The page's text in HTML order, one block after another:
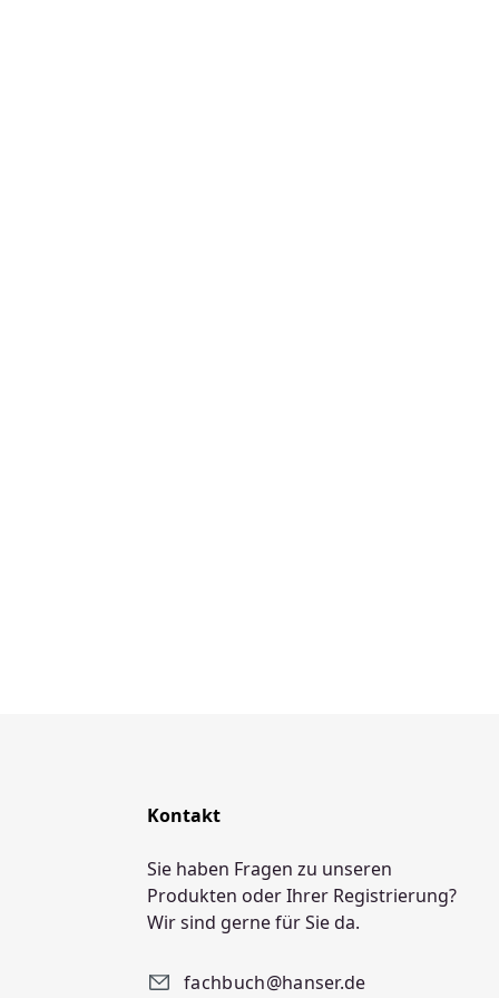
Kontakt
Sie haben Fragen zu unseren
Produkten oder Ihrer Registrierung?
Wir sind gerne für Sie da.
fachbuch@hanser.de